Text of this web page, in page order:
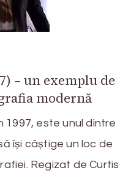
– un exemplu de
modernă
1997, este unul dintre
își câștige un loc de
Regizat de Curtis